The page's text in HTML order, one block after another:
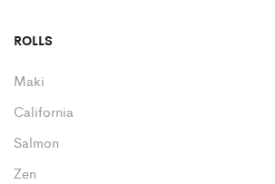
ROLLS
Maki
California
Salmon
Zen